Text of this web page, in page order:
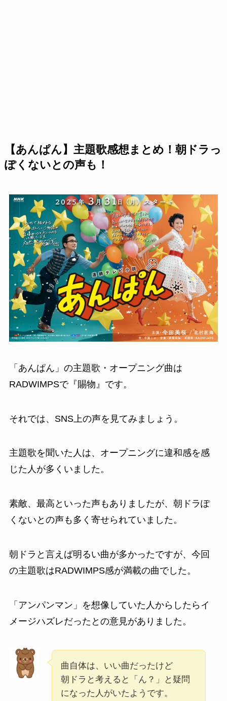
【あんぱん】主題歌感想まとめ！朝ドラっ
ぽくないとの声も！
「あんぱん」の主題歌・オープニング曲は
RADWIMPSで『賜物』です。
それでは、SNS上の声を見てみましょう。
主題歌を聞いた人は、オープニングに違和感を感
じた人が多くいました。
素敵、最高といった声もありましたが、朝ドラぽ
くないとの声も多く寄せられていました。
朝ドラと言えば明るい曲が多かったですが、今回
の主題歌はRADWIMPS感が満載の曲でした。
「アンパンマン」を想像していた人からしたらイ
メージハズレだったとの意見がありました。
曲自体は、いい曲だったけど
朝ドラと考えると「ん？」と疑問
になった人がいたようです。